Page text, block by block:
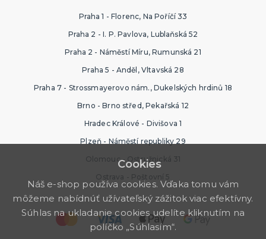
Praha 1 - Florenc, Na Poříčí 33
Praha 2 - I. P. Pavlova, Lublaňská 52
Praha 2 - Náměstí Míru, Rumunská 21
Praha 5 - Anděl, Vltavská 28
Praha 7 - Strossmayerovo nám., Dukelských hrdinů 18
Brno - Brno střed, Pekařská 12
Hradec Králové - Divišova 1
Plzeň - Náměstí republiky 29
Olomouc - Ostružnická 31
Ostrava - Poštovní 5
Cookies
Náš e-shop používa cookies. Vďaka tomu vám
môžeme nabídnúť užívateľský zážitok viac efektívny.
Súhlas na ukladanie cookies udelíte kliknutím na
políčko „Súhlasím“.